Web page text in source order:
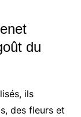
du
ils
des fleurs et